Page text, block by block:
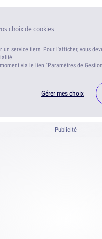
choix de cookies
un service tiers. Pour l'afficher, vous
via le lien "Paramètres de
Gérer mes choix
Publicité